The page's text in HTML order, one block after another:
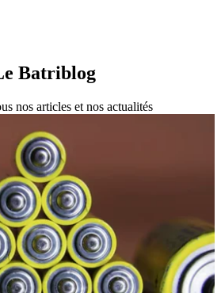
Batriblog
nos articles et nos actualités